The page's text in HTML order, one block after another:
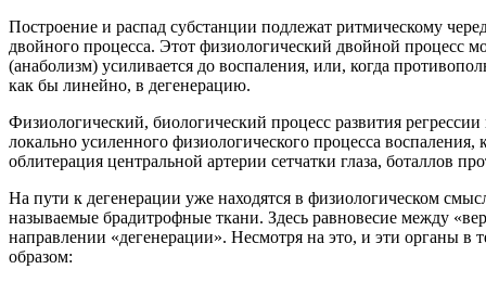
Построение и распад субстанции подлежат ритмическому
двойного процесса. Этот физиологический двойной процесс
(анаболизм) усиливается до воспаления, или, когда
как бы линейно, в дегенерацию.
Физиологический, биологический процесс развития
локально усиленного физиологического процесса
облитерация центральной артерии сетчатки глаза, боталлов
На пути к дегенерации уже находятся в физиологическом
называемые брадитрофные ткани. Здесь равновесие между
направлении «дегенерации». Несмотря на это, и эти органы
образом: